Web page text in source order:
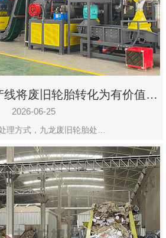
线将废旧轮胎转化为有价值的
资源
2026-06-25
理方式，九龙废旧轮胎处…